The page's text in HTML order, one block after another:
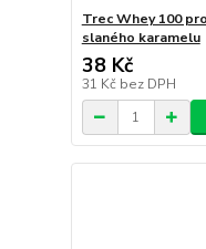
Trec Whey 100
slaného karamelu
38 Kč
31 Kč bez DPH